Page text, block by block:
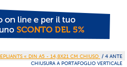
« DIN A5 - 14,8X21 CM CHIUSO
/ 4 ANTE
CHIUSURA A PORTAFOGLIO VERTICALE